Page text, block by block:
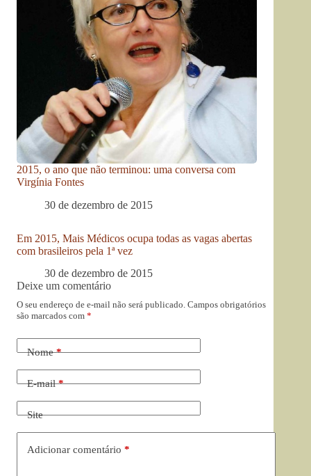
2015, o ano que não terminou: uma conversa com
Virgínia Fontes
30 de dezembro de 2015
Em 2015, Mais Médicos ocupa todas as vagas abertas
com brasileiros pela 1ª vez
30 de dezembro de 2015
Deixe um comentário
O seu endereço de e-mail não será publicado. Campos obrigatórios
são marcados com *
Nome*
E-mail*
Site
Adicionar comentário *